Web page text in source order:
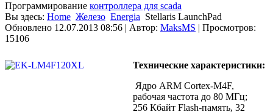
Программирование контроллера для scada
Вы здесь: Home Железо Energia Stellaris LaunchPad
Обновлено 12.07.2013 08:56 | Автор: MaksMS | Просмотров:
15106
Технические характеристики:
Ядро ARM Cortex-M4F,
рабочая частота до 80 МГц;
256 Кбайт Flash-память, 32